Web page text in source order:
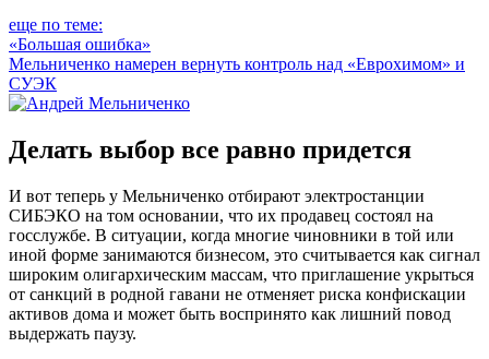
еще по теме:
«Большая ошибка»
Мельниченко намерен вернуть контроль над «Еврохимом» и
СУЭК
Делать выбор все равно придется
И вот теперь у Мельниченко отбирают электростанции
СИБЭКО на том основании, что их продавец состоял на
госслужбе. В ситуации, когда многие чиновники в той или
иной форме занимаются бизнесом, это считывается как сигнал
широким олигархическим массам, что приглашение укрыться
от санкций в родной гавани не отменяет риска конфискации
активов дома и может быть воспринято как лишний повод
выдержать паузу.